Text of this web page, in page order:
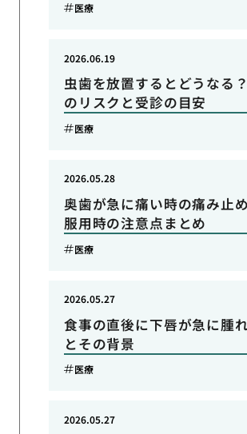
医療
虫歯を放置するとどうなる
のリスクと受診の目安
2026.06.19
医療
奥歯が急に痛い時の痛み止
服用時の注意点まとめ
2026.05.28
医療
食事の直後に下唇が急に腫
とその背景
2026.05.27
医療
2026.05.27